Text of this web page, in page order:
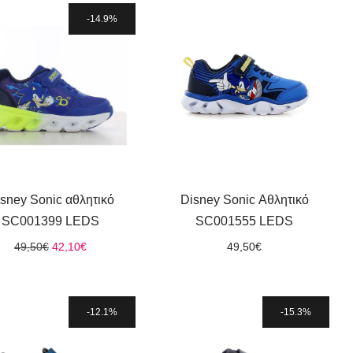
39,60€.
14.9%
Sonic αθλητικό
SC001399 LEDS
49,50€ Original
42,10€Η
42,10€.
Disney Sonic Αθλητικό
SC001555 LEDS
49,50€
12.1% 15.3%